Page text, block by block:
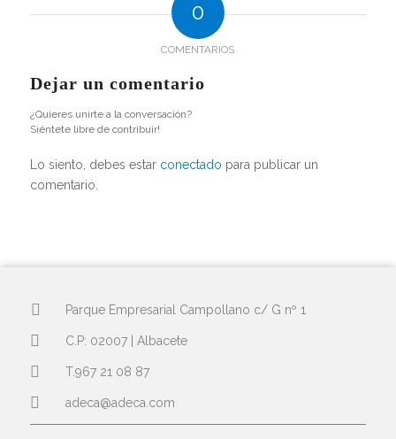
0
COMENTARIOS
Dejar un comentario
¿Quieres unirte a la conversación?
Siéntete libre de contribuir!
Lo siento, debes estar conectado para publicar un
comentario.
Parque Empresarial Campollano c/ G nº 1
C.P: 02007 | Albacete
T.967 21 08 87
adeca@adeca.com